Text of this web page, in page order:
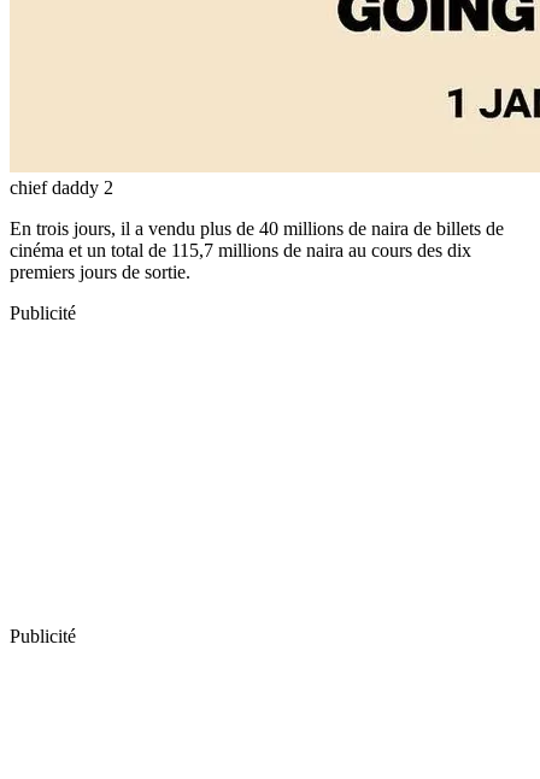
chief daddy 2
En trois jours, il a vendu plus de 40 millions de naira de billets de
cinéma et un total de 115,7 millions de naira au cours des dix
premiers jours de sortie.
Publicité
Publicité